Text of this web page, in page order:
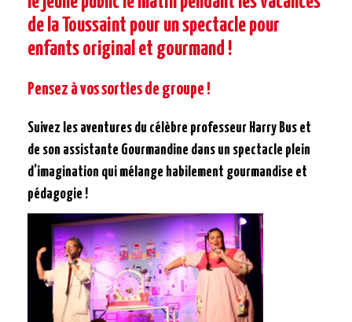
de la Toussaint pour un spectacle pour
enfants original et gourmand !
Pensez à vos sorties de groupe !
Suivez les aventures du célèbre professeur Harry Bus et
de son assistante Gourmandine dans un spectacle plein
d’imagination qui mélange habilement gourmandise et
pédagogie !